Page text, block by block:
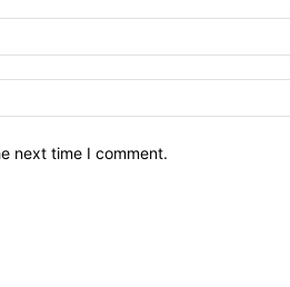
next time I comment.